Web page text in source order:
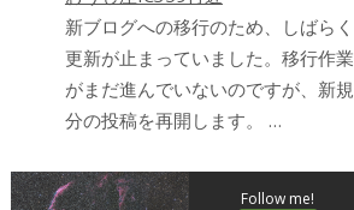
新ブログへの移行のため、しばらく
更新が止まっていました。移行作業
がまだ進んでいないのですが、新規
分の投稿を再開します。 …
Follow me!